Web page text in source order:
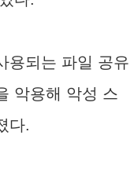
용되는 파일 공유
악용해 악성 스
다.